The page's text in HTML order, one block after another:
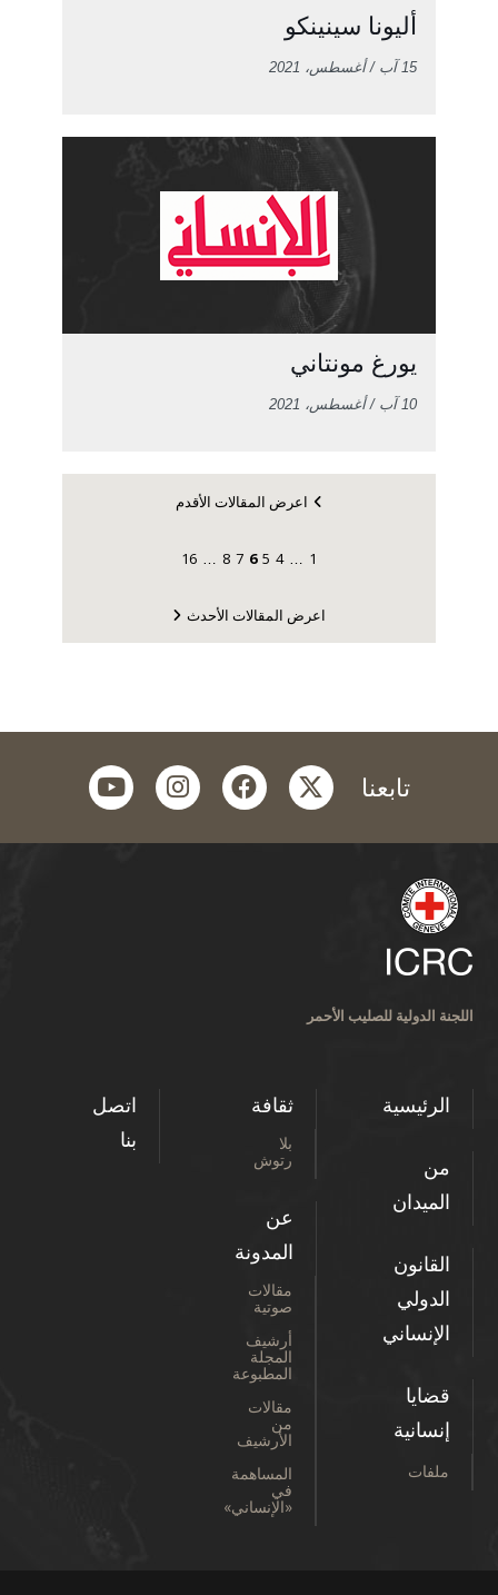
أليونا سينينكو
15 آب / أغسطس، 2021
يورغ مونتاني
10 آب / أغسطس، 2021
اعرض المقالات الأقدم
1
…
4
5
6
7
8
…
16
اعرض المقالات الأحدث
تابعنا twitter
facebook
instagram
youtube
اللجنة الدولية للصليب الأحمر
الرئيسية
من
الميدان
القانون
الدولي
الإنساني
قضايا
إنسانية
ملفات
ثقافة
بلا
رتوش
عن
المدونة
مقالات
صوتية
أرشيف
المجلة
المطبوعة
مقالات
من
الأرشيف
المساهمة
في
«الإنساني»
اتصل
بنا